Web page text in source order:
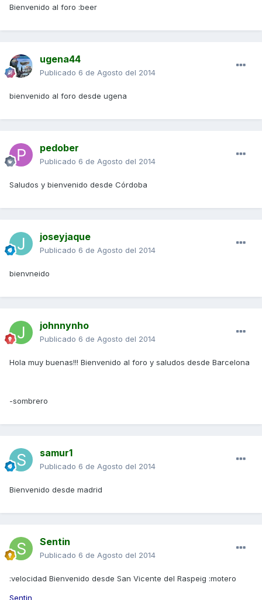
Bienvenido al foro :beer
ugena44
Publicado 6 de Agosto del 2014
bienvenido al foro desde ugena
pedober
Publicado 6 de Agosto del 2014
Saludos y bienvenido desde Córdoba
joseyjaque
Publicado 6 de Agosto del 2014
bienvneido
johnnynho
Publicado 6 de Agosto del 2014
Hola muy buenas!!! Bienvenido al foro y saludos desde Barcelona
-sombrero
samur1
Publicado 6 de Agosto del 2014
Bienvenido desde madrid
Sentin
Publicado 6 de Agosto del 2014
:velocidad Bienvenido desde San Vicente del Raspeig :motero
Sentin